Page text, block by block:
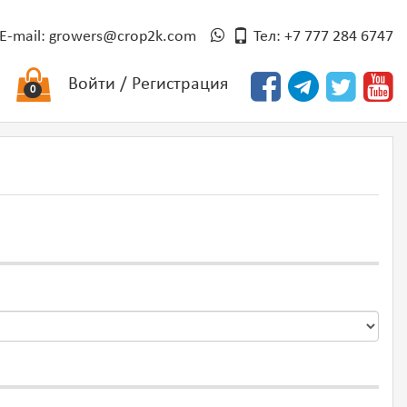
E-mail: growers@crop2k.com Тел: +7 777 284 6747
Войти / Регистрация
0